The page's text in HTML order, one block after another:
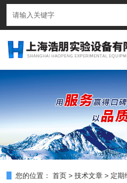
您的位置： 首页 >技术文章 > 定期